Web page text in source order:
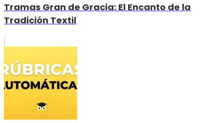
Tramas Gran de Gracia: El Encanto de la
Tradición Textil